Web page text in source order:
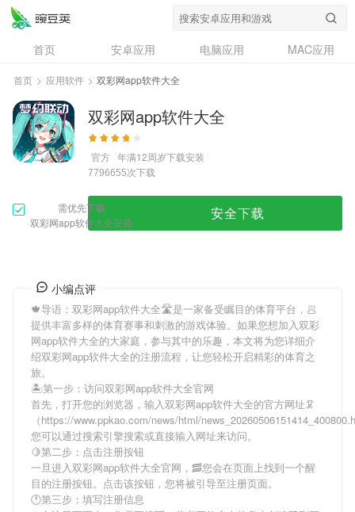
首页 安卓应用 电脑应用
MAC应用
资讯
专题
问答
首页 > 应用软件 > 双彩网app软件大全
双彩网app软件大全
官方 年满12周岁下载安装
7796655次下载
需优先下载
双彩网app软件大全安装
安全下载
小编点评
🍁导语： 双彩网app软件大全🛣是一家备受瞩目的体育平台，🥟
提供丰富多样的体育赛事和刺激的游戏体验。如果您想加入双彩
网app软件大全的大家庭，参与其中的乐趣，本文将为您详细介
绍双彩网app软件大全的注册流程，让您轻松开启精彩的体育之
旅。
🏝第一步：访问双彩网app软件大全官网
首先，打开您的浏览器，输入双彩网app软件大全的官方网址🦑
（https://www.ppkao.com/news/html/
您可以通过搜索引擎搜索或直接输入网址来访问。
🍋第二步：点击注册按钮
一旦进入双彩网app软件大全官网，🥓您会在页面上找到一个醒
目的注册按钮。点击该按钮，您将被引导至注册页面。
🕐第三步：填写注册信息